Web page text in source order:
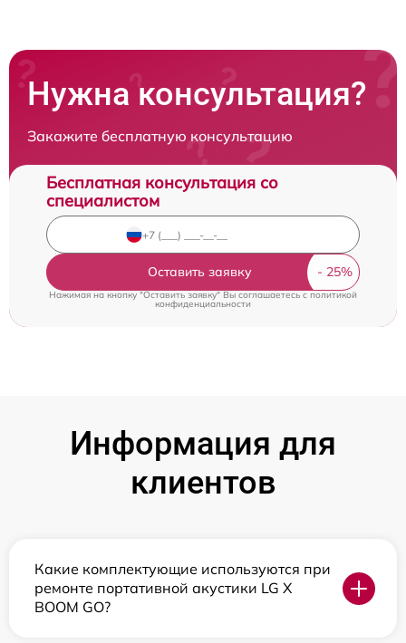
Нужна консультация?
Закажите бесплатную консультацию
Бесплатная консультация со
специалистом
Оставить заявку
Нажимая на кнопку "Оставить заявку" Вы соглашаетесь c политикой
конфиденциальности
Информация для
клиентов
Какие комплектующие используются при
ремонте портативной акустики LG X
BOOM GO?